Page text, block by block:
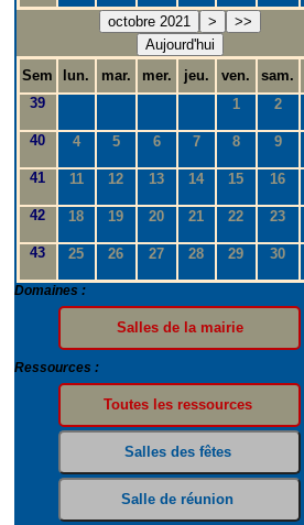
octobre 2021 >
>>
Aujourd'hui
Sem
lun. mar. mer. jeu. ven. sam.
39
1 2
40 4 5 6 7 8 9
41 11 12 13 14 15 16
42 18 19 20 21 22 23
43 25 26 27 28 29 30
Domaines :
Ressources :